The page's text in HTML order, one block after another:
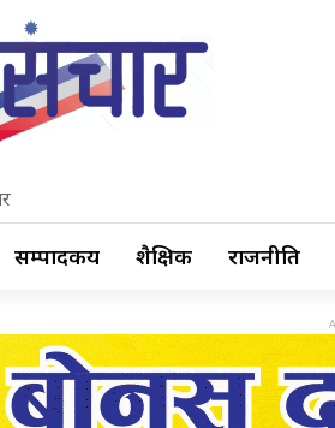
सम्पादकीय शैक्षिक राजनीति